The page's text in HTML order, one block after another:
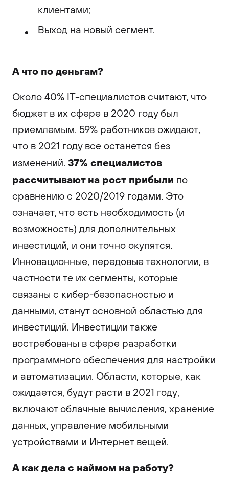
клиентами;
Выход на новый сегмент.
А что по деньгам?
Около 40% IT-специалистов считают, что
бюджет в их сфере в 2020 году был
приемлемым. 59% работников ожидают,
что в 2021 году все останется без
изменений. 37% специалистов
рассчитывают на рост прибыли по
сравнению с 2020/2019 годами. Это
означает, что есть необходимость (и
возможность) для дополнительных
инвестиций, и они точно окупятся.
Инновационные, передовые технологии, в
частности те их сегменты, которые
связаны с кибер-безопасностью и
данными, станут основной областью для
инвестиций. Инвестиции также
востребованы в сфере разработки
программного обеспечения для настройки
и автоматизации. Области, которые, как
ожидается, будут расти в 2021 году,
включают облачные вычисления, хранение
данных, управление мобильными
устройствами и Интернет вещей.
А как дела с наймом на работу?